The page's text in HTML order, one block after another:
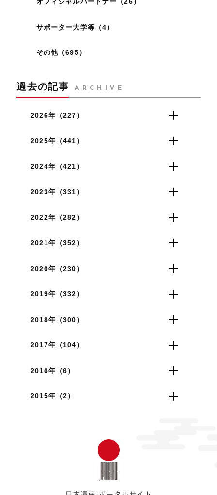
オフィシャルパートナー（26）
サポーター大学等（4）
その他（695）
過去の記事 ARCHIVE
2026年（227）
2025年（441）
2024年（421）
2023年（331）
2022年（282）
2021年（352）
2020年（230）
2019年（332）
2018年（300）
2017年（104）
2016年（6）
2015年（2）